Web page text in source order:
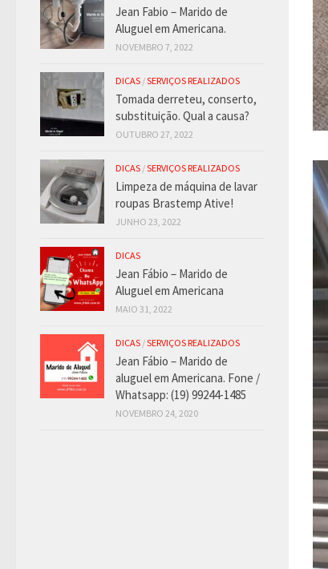
Jean Fabio – Marido de
Aluguel em Americana.
NOVEMBRO 7, 2022
DICAS /SERVIÇOS REALIZADOS
Tomada derreteu, conserto,
substituição. Qual a causa?
OUTUBRO 27, 2022
DICAS /SERVIÇOS REALIZADOS
Limpeza de máquina de lavar
roupas Brastemp Ative!
JUNHO 23, 2022
DICAS
Jean Fábio – Marido de
Aluguel em Americana
MAIO 31, 2022
DICAS /SERVIÇOS REALIZADOS
Jean Fábio – Marido de
aluguel em Americana. Fone /
Whatsapp: (19) 99244-1485
NOVEMBRO 24, 2020